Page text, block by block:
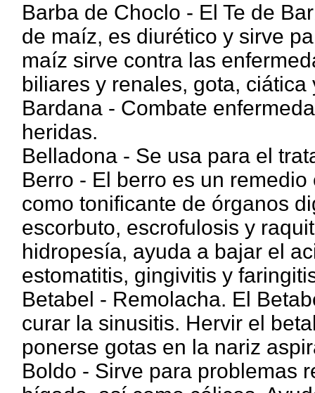
Barba de Choclo - El Te de
de maíz, es diurético y sirve
maíz sirve contra las
biliares y renales, gota, ciática
Bardana - Combate
heridas.
Belladona - Se usa para el
Berro - El berro es un
como tonificante de órganos
escorbuto, escrofulosis y
hidropesía, ayuda a bajar el
estomatitis, gingivitis y
Betabel - Remolacha. El
curar la sinusitis. Hervir el
ponerse gotas en la nariz
Boldo - Sirve para problemas